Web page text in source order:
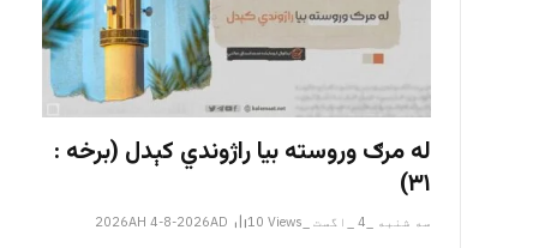
له مرګ وروسته بیا راژوندي کېدل (برخه :
۳۱)
سه شنبه _4 _اگست _2026AH 4-8-2026AD 10 Views